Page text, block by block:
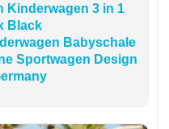
Kinderwagen 3 in 1
Black
Babyschale
Sportwagen Design